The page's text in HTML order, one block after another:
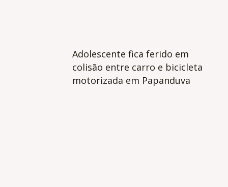
Adolescente fica ferido em
colisão entre carro e bicicleta
motorizada em Papanduva